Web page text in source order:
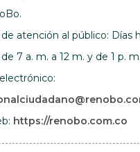
atención al público: Días
7 a. m. a 12 m. y de 1 p.
r
https://renobo.com.co